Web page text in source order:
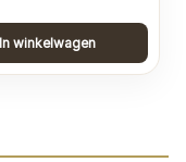
In winkelwagen